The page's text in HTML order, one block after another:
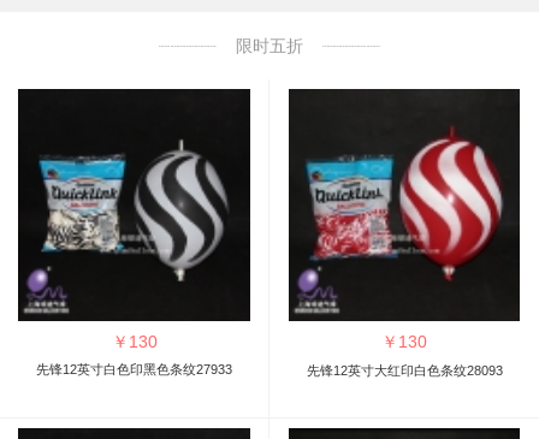
限时五折
￥ 130
先锋12英寸白色印黑色条纹27933
￥ 130
先锋12英寸大红印白色条纹28093